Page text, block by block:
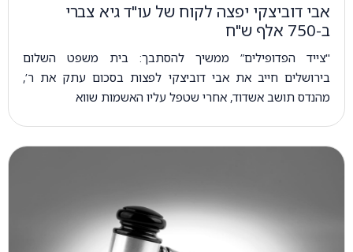
אבי דוביצקי יפצה לקוח של עו"ד גיא צברי
ב-750 אלף ש"ח
"צייד הפדופילים” ממשיך להסתבך: בית משפט השלום
בירושלים חייב את אבי דוביצקי לפצות בסכום עתק את ר’,
מהנדס תושב אשדוד, אחרי שטפל עליו האשמות שווא